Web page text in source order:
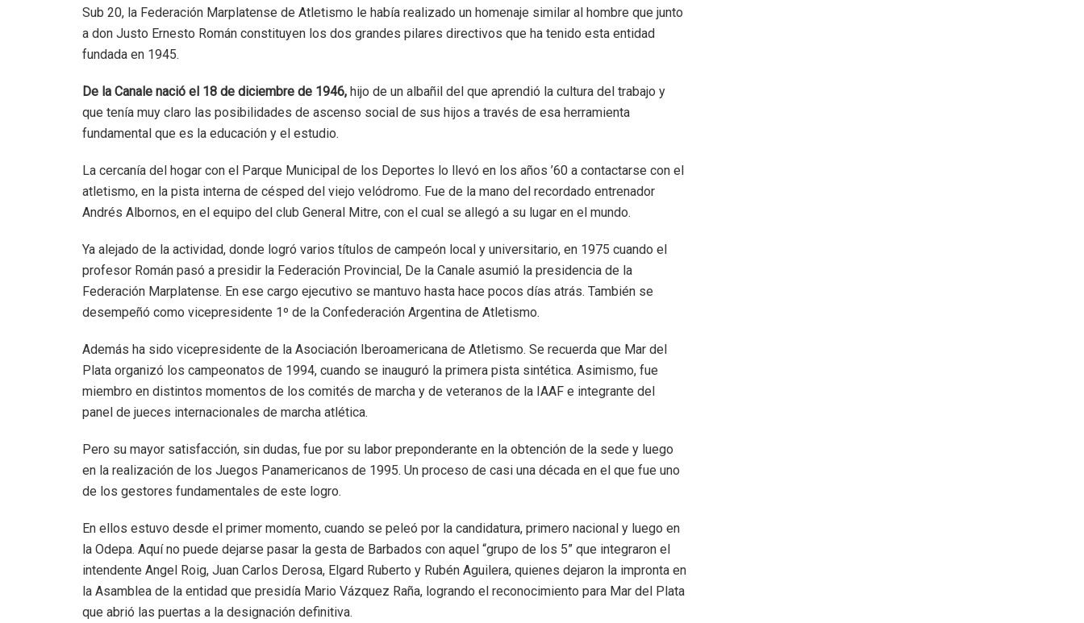
Sub 20, la Federación Marplatense de Atletismo le había realizado un homenaje similar al hombre que junto
a don Justo Ernesto Román constituyen los dos grandes pilares directivos que ha tenido esta entidad
fundada en 1945.
De la Canale nació el 18 de diciembre de 1946, hijo de un albañil del que aprendió la cultura del trabajo y
que tenía muy claro las posibilidades de ascenso social de sus hijos a través de esa herramienta
fundamental que es la educación y el estudio.
La cercanía del hogar con el Parque Municipal de los Deportes lo llevó en los años ’60 a contactarse con el
atletismo, en la pista interna de césped del viejo velódromo. Fue de la mano del recordado entrenador
Andrés Albornos, en el equipo del club General Mitre, con el cual se allegó a su lugar en el mundo.
Ya alejado de la actividad, donde logró varios títulos de campeón local y universitario, en 1975 cuando el
profesor Román pasó a presidir la Federación Provincial, De la Canale asumió la presidencia de la
Federación Marplatense. En ese cargo ejecutivo se mantuvo hasta hace pocos días atrás. También se
desempeñó como vicepresidente 1º de la Confederación Argentina de Atletismo.
Además ha sido vicepresidente de la Asociación Iberoamericana de Atletismo. Se recuerda que Mar del
Plata organizó los campeonatos de 1994, cuando se inauguró la primera pista sintética. Asimismo, fue
miembro en distintos momentos de los comités de marcha y de veteranos de la IAAF e integrante del
panel de jueces internacionales de marcha atlética.
Pero su mayor satisfacción, sin dudas, fue por su labor preponderante en la obtención de la sede y luego
en la realización de los Juegos Panamericanos de 1995. Un proceso de casi una década en el que fue uno
de los gestores fundamentales de este logro.
En ellos estuvo desde el primer momento, cuando se peleó por la candidatura, primero nacional y luego en
la Odepa. Aquí no puede dejarse pasar la gesta de Barbados con aquel “grupo de los 5” que integraron el
intendente Angel Roig, Juan Carlos Derosa, Elgard Ruberto y Rubén Aguilera, quienes dejaron la impronta en
la Asamblea de la entidad que presidía Mario Vázquez Raña, logrando el reconocimiento para Mar del Plata
que abrió las puertas a la designación definitiva.